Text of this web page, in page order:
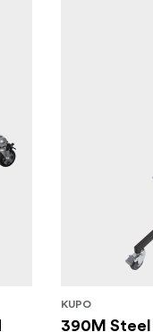
KUPO
390M Steel